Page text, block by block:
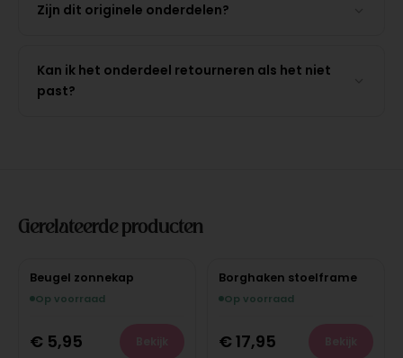
Zijn dit originele onderdelen?
Kan ik het onderdeel retourneren als het niet
past?
Gerelateerde producten
Beugel zonnekap
Op voorraad
€ 5,95
Borghaken stoelframe
Op voorraad
€ 17,95